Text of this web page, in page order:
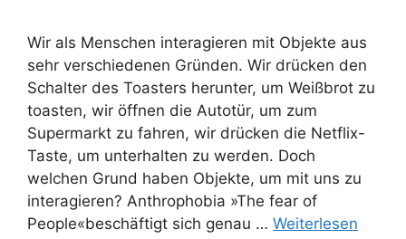
Wir als Menschen interagieren mit Objekte aus
sehr verschiedenen Gründen. Wir drücken den
Schalter des Toasters herunter, um Weißbrot zu
toasten, wir öffnen die Autotür, um zum
Supermarkt zu fahren, wir drücken die Netflix-
Taste, um unterhalten zu werden. Doch
welchen Grund haben Objekte, um mit uns zu
interagieren? Anthrophobia »The fear of
People«beschäftigt sich genau … Weiterlesen